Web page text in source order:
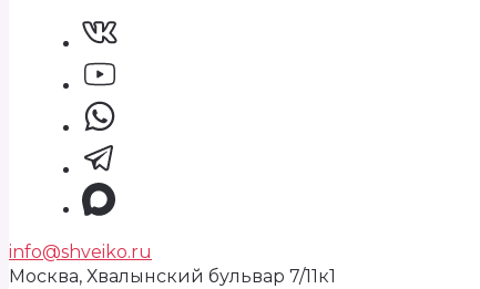
info@shveiko.ru
Москва, Хвалынский бульвар 7/11к1